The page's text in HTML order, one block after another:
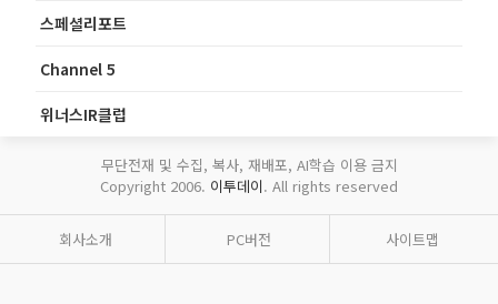
스페셜리포트
Channel 5
위너스IR클럽
무단전재 및 수집, 복사, 재배포, AI학습 이용 금지
Copyright 2006. 이투데이. All rights reserved
회사소개 PC버전 사이트맵